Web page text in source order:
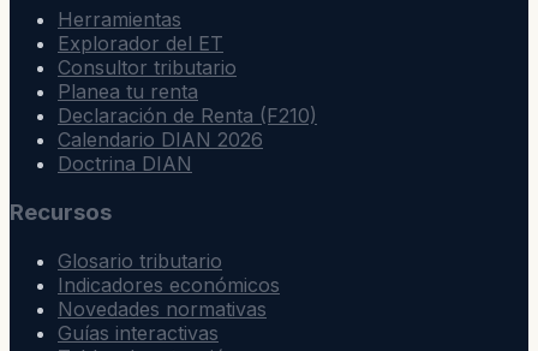
Herramientas
Explorador del ET
Consultor tributario
Planea tu renta
Declaración de Renta (F210)
Calendario DIAN 2026
Doctrina DIAN
Recursos
Glosario tributario
Indicadores económicos
Novedades normativas
Guías interactivas